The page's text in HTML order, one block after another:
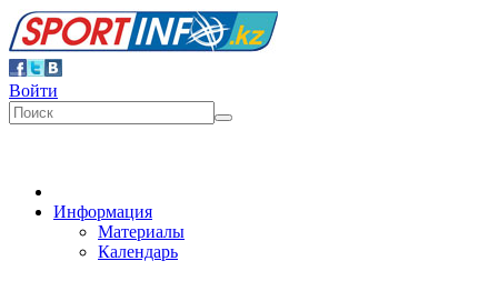
Войти
Информация
Материалы
Календарь